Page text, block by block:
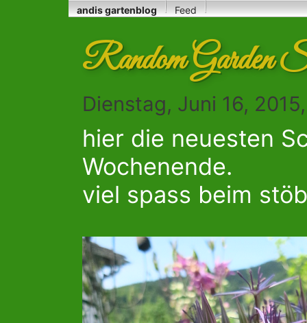
andis gartenblog Feed
Random Garden
Dienstag, Juni 16,
hier die neuesten
Wochenende.
viel spass beim